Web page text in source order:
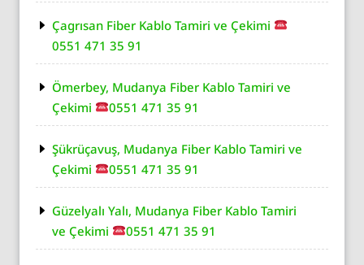
Çagrısan Fiber Kablo Tamiri ve Çekimi
0551 471 35 91
Ömerbey, Mudanya Fiber Kablo Tamiri ve
Çekimi
0551 471 35 91
Şükrüçavuş, Mudanya Fiber Kablo Tamiri ve
Çekimi
0551 471 35 91
Güzelyalı Yalı, Mudanya Fiber Kablo Tamiri
ve Çekimi
0551 471 35 91